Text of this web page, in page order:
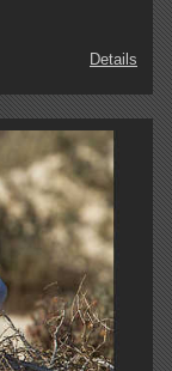
Details